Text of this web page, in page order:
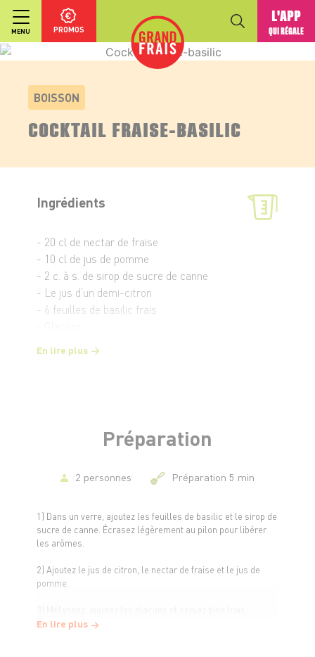
MENU PROMOS
L'APP
QUI RÉGALE
BOISSON
COCKTAIL FRAISE-BASILIC
Ingrédients
- 20 cl de nectar de fraise
- 10 cl de jus de pomme
- 2 c. à s. de sirop de sucre de canne
- Le jus d’un demi-citron
- 6 feuilles de basilic frais
En lire plus
Préparation
2 personnes Préparation 5 min
1) Dans un verre, ajoutez les feuilles de basilic et le sirop de
sucre de canne. Écrasez légèrement au pilon pour libérer
les arômes.
2) Ajoutez le jus de citron, le nectar de fraise et le jus de
pomme.
En lire plus